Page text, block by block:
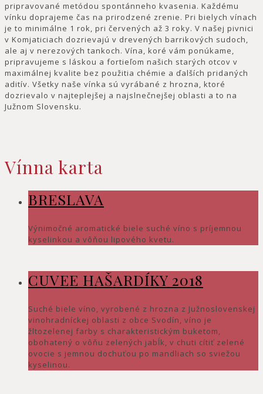
pripravované metódou spontánneho kvasenia. Každému
vínku doprajeme čas na prirodzené zrenie. Pri bielych vínach
je to minimálne 1 rok, pri červených až 3 roky. V našej pivnici
v Komjaticiach dozrievajú v drevených barrikových sudoch,
ale aj v nerezových tankoch. Vína, koré vám ponúkame,
pripravujeme s láskou a fortieľom našich starých otcov v
maximálnej kvalite bez použitia chémie a ďalších pridaných
aditív. Všetky naše vínka sú vyrábané z hrozna, ktoré
dozrievalo v najteplejšej a najslnečnejšej oblasti a to na
Južnom Slovensku.
Vínna karta
BRESLAVA
Výnimočné aromatické biele suché víno s príjemnou
kyselinkou a vôňou lipového kvetu.
CUVEE HAŠARDÍKY 2018
Suché biele víno, vyrobené z hrozna z Južnoslovenskej
vinohradníckej oblasti z obce Svodín, víno je
žltozelenej farby s charakteristickým buketom,
obohatený o vôňu zelených jabĺk, v chuti cítiť zelené
ovocie s jemnou dochuťou po mandliach so sviežou
kyselinou.